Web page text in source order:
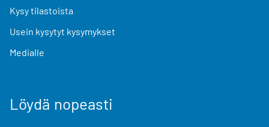
Kysy tilastoista
Usein kysytyt kysymykset
Medialle
Löydä nopeasti